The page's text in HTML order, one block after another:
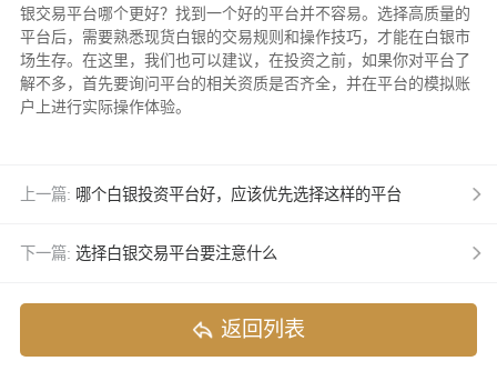
银交易平台哪个更好？找到一个好的平台并不容易。选择高质量的
平台后，需要熟悉现货白银的交易规则和操作技巧，才能在白银市
场生存。在这里，我们也可以建议，在投资之前，如果你对平台了
解不多，首先要询问平台的相关资质是否齐全，并在平台的模拟账
户上进行实际操作体验。
上一篇: 哪个白银投资平台好，应该优先选择这样的平台
下一篇: 选择白银交易平台要注意什么
返回列表